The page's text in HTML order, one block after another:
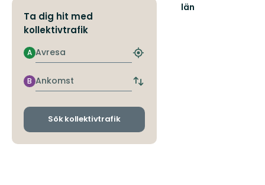
Ta dig hit med
kollektivtrafik
Avresa
A
Hitta
hållplats
Ankomst
B
Byt
och
Sök kollektivtrafik
län